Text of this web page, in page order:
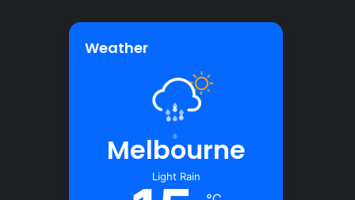
Weather
Melbourne
Light Rain